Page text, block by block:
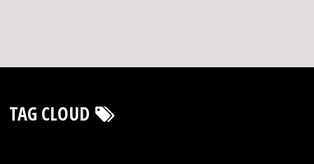
TAG CLOUD